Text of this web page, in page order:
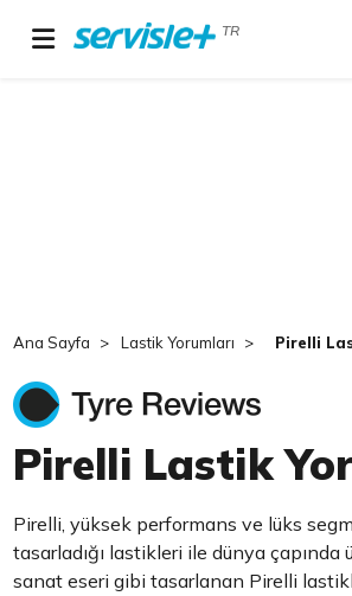
TR
Ana Sayfa Lastik Yorumları Pirelli
Pirelli Lastik
Pirelli, yüksek performans ve lüks
tasarladığı lastikleri ile dünya çapında
sanat eseri gibi tasarlanan Pirelli